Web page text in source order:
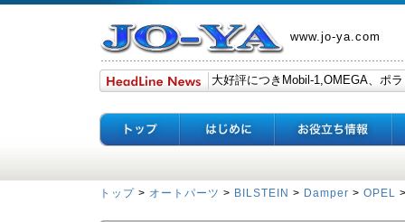
www.jo-ya.com
トップ > オートパーツ > BILSTEIN > Damper > OPEL